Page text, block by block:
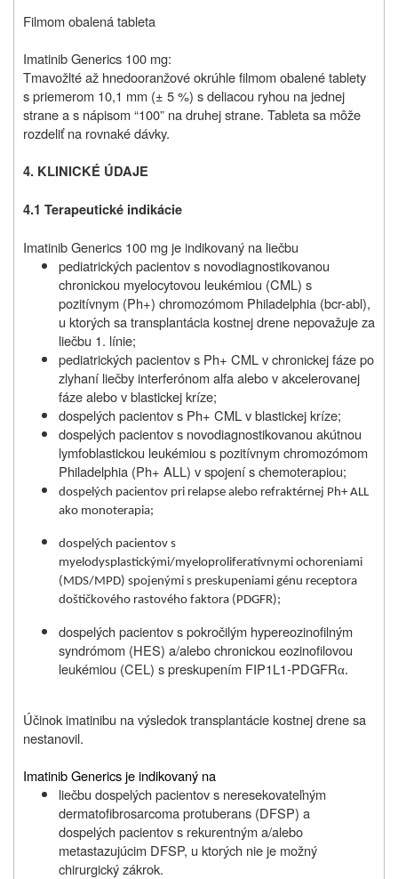
Filmom obalená tableta
Imatinib Generics 100 mg:
Tmavožlté až hnedooranžové okrúhle filmom obalené tablety
s priemerom 10,1 mm (± 5 %) s deliacou ryhou na jednej
strane a s nápisom “100” na druhej strane. Tableta sa môže
rozdeliť na rovnaké dávky.
4. KLINICKÉ ÚDAJE
4.1 Terapeutické indikácie
Imatinib Generics 100 mg je indikovaný na liečbu
pediatrických pacientov s novodiagnostikovanou
chronickou myelocytovou leukémiou (CML) s
pozitívnym (Ph+) chromozómom Philadelphia (bcr-abl),
u ktorých sa transplantácia kostnej drene nepovažuje za
liečbu 1. línie;
pediatrických pacientov s Ph+ CML v chronickej fáze po
zlyhaní liečby interferónom alfa alebo v akcelerovanej
fáze alebo v blastickej kríze;
dospelých pacientov s Ph+ CML v blastickej kríze;
dospelých pacientov s novodiagnostikovanou akútnou
lymfoblastickou leukémiou s pozitívnym chromozómom
Philadelphia (Ph+ ALL) v spojení s chemoterapiou;
dospelých pacientov pri relapse alebo refraktérnej Ph+ ALL
ako monoterapia;
dospelých pacientov s
myelodysplastickými/myeloproliferatívnymi ochoreniami
(MDS/MPD) spojenými s preskupeniami génu receptora
doštičkového rastového faktora (PDGFR);
dospelých pacientov s pokročilým hypereozinofilným
syndrómom (HES) a/alebo chronickou eozinofilovou
leukémiou (CEL) s preskupením FIP1L1-PDGFRα.
Účinok imatinibu na výsledok transplantácie kostnej drene sa
nestanovil.
Imatinib Generics je indikovaný na
liečbu dospelých pacientov s neresekovateľným
dermatofibrosarcoma protuberans (DFSP) a
dospelých pacientov s rekurentným a/alebo
metastazujúcim DFSP, u ktorých nie je možný
chirurgický zákrok.